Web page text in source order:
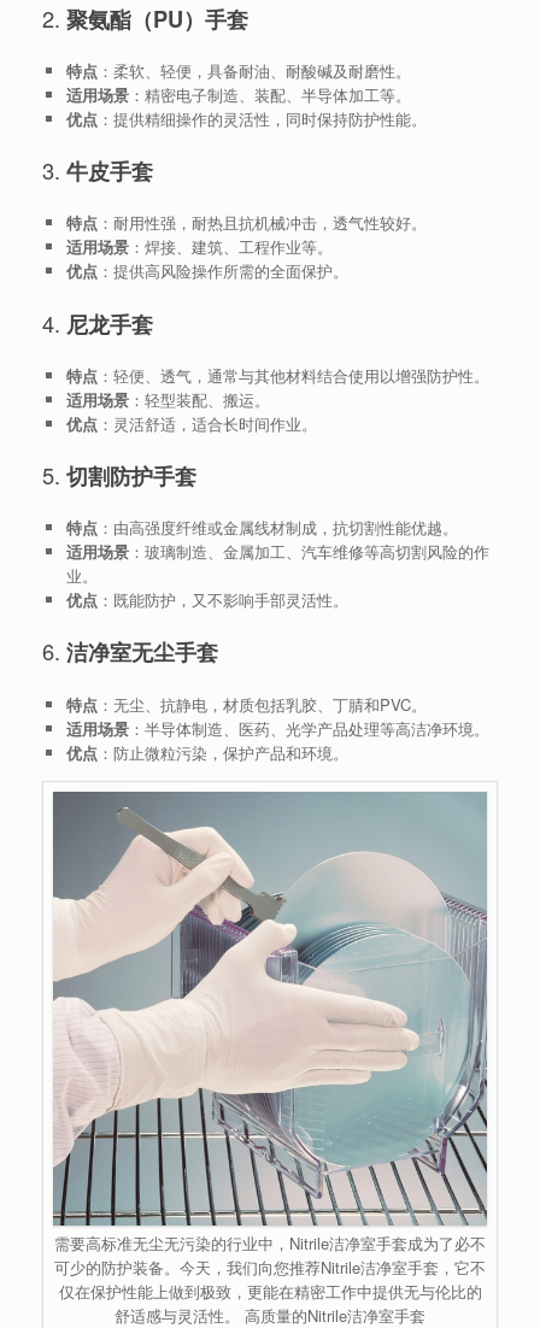
2. 聚氨酯（PU）手套
特点：柔软、轻便，具备耐油、耐酸碱及耐磨性。
适用场景：精密电子制造、装配、半导体加工等。
优点：提供精细操作的灵活性，同时保持防护性能。
3. 牛皮手套
特点：耐用性强，耐热且抗机械冲击，透气性较好。
适用场景：焊接、建筑、工程作业等。
优点：提供高风险操作所需的全面保护。
4. 尼龙手套
特点：轻便、透气，通常与其他材料结合使用以增强防护性。
适用场景：轻型装配、搬运。
优点：灵活舒适，适合长时间作业。
5. 切割防护手套
特点：由高强度纤维或金属线材制成，抗切割性能优越。
适用场景：玻璃制造、金属加工、汽车维修等高切割风险的作
业。
优点：既能防护，又不影响手部灵活性。
6. 洁净室无尘手套
特点：无尘、抗静电，材质包括乳胶、丁腈和PVC。
适用场景：半导体制造、医药、光学产品处理等高洁净环境。
优点：防止微粒污染，保护产品和环境。
需要高标准无尘无污染的行业中，Nitrile洁净室手套成为了必不
可少的防护装备。今天，我们向您推荐Nitrile洁净室手套，它不
仅在保护性能上做到极致，更能在精密工作中提供无与伦比的
舒适感与灵活性。 高质量的Nitrile洁净室手套